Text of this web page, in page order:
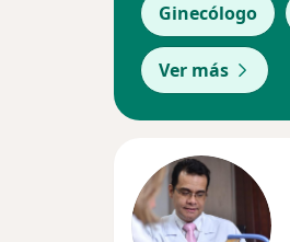
Ginecólogo
Ver más